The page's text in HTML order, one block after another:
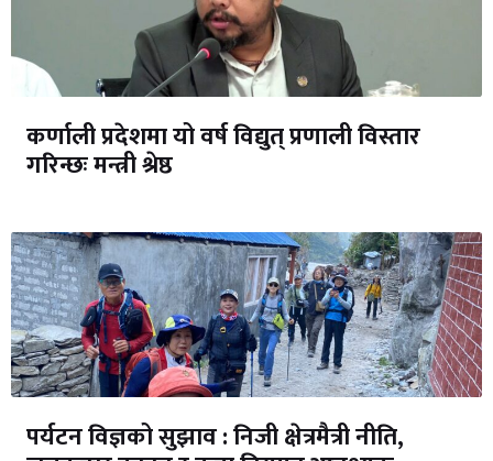
कर्णाली प्रदेशमा यो वर्ष विद्युत् प्रणाली विस्तार
गरिन्छः मन्त्री श्रेष्ठ
पर्यटन विज्ञको सुझाव : निजी क्षेत्रमैत्री नीति,